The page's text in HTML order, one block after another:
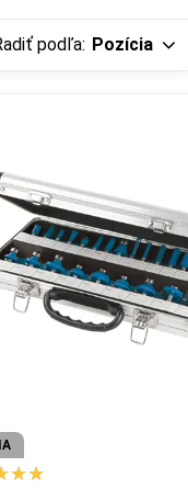
podľa: Pozícia